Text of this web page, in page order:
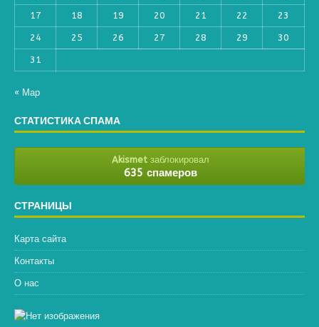
17 18 19 20 21 22 23
24 25 26 27 28 29 30
31
« Мар
СТАТИСТИКА СПАМА
Akismetзаблокировал
635 спамеров
СТРАНИЦЫ
Карта сайта
Контакты
О нас